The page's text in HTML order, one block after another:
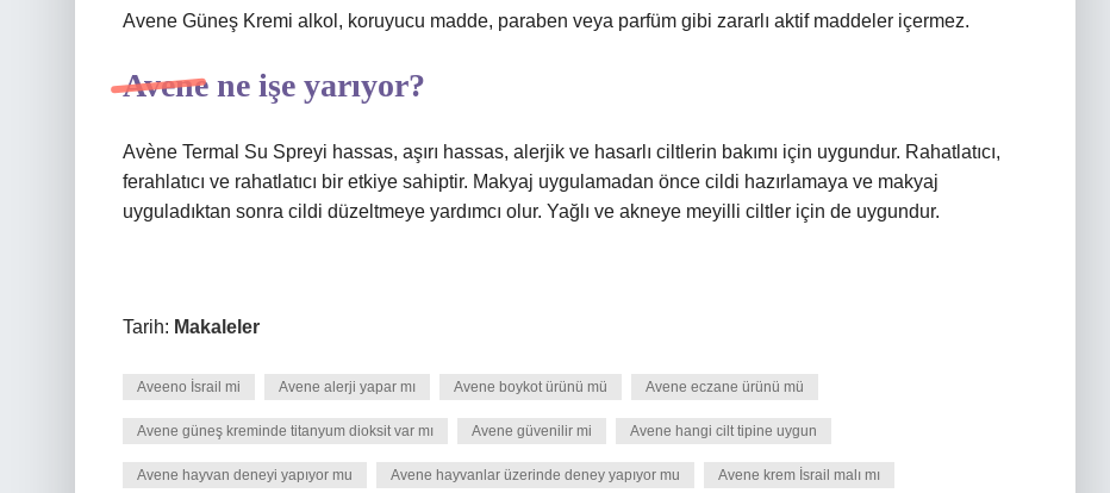
Avene Güneş Kremi alkol, koruyucu madde, paraben veya parfüm gibi zararlı aktif maddeler içermez.
Avene ne işe yarıyor?
Avène Termal Su Spreyi hassas, aşırı hassas, alerjik ve hasarlı ciltlerin bakımı için uygundur. Rahatlatıcı,
ferahlatıcı ve rahatlatıcı bir etkiye sahiptir. Makyaj uygulamadan önce cildi hazırlamaya ve makyaj
uyguladıktan sonra cildi düzeltmeye yardımcı olur. Yağlı ve akneye meyilli ciltler için de uygundur.
Tarih: Makaleler
Aveeno İsrail mi Avene alerji yapar mı Avene boykot ürünü mü Avene eczane ürünü mü
Avene güneş kreminde titanyum dioksit var mı Avene güvenilir mi Avene hangi cilt tipine uygun
Avene hayvan deneyi yapıyor mu Avene hayvanlar üzerinde deney yapıyor mu Avene krem İsrail malı mı